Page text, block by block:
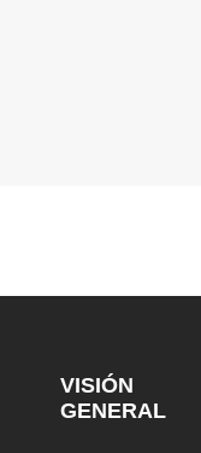
VISIÓN
GENERAL